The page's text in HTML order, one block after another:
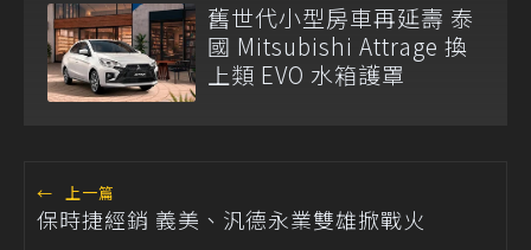
舊世代小型房車再延壽 泰
國 Mitsubishi Attrage 換
上類 EVO 水箱護罩
← 上一篇
保時捷經銷 義美、汎德永業雙雄掀戰火